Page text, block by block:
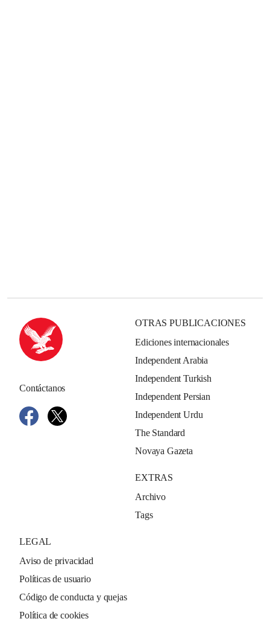
Contáctanos
OTRAS PUBLICACIONES
Ediciones internacionales
Independent Arabia
Independent Turkish
Independent Persian
Independent Urdu
The Standard
Novaya Gazeta
EXTRAS
Archivo
Tags
LEGAL
Aviso de privacidad
Políticas de usuario
Código de conducta y quejas
Política de cookies